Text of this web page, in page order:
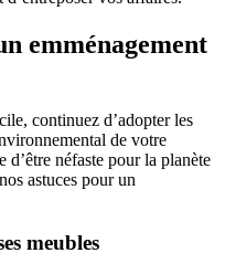
emménagement
continuez d’adopter les
de votre
d’être néfaste pour la planète
astuces pour un
meubles